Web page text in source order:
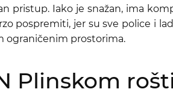
pristup. Iako je snažan, ima
pospremiti, jer su sve police i
ograničenim prostorima.
Plinskom